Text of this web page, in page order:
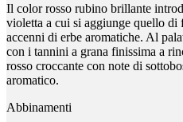
Il color rosso rubino brillante
violetta a cui si aggiunge quello di
accenni di erbe aromatiche. Al
con i tannini a grana finissima a
rosso croccante con note di
aromatico.
Abbinamenti